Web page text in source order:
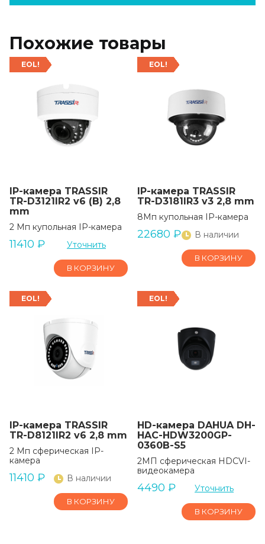
Похожие товары
EOL!
IP-камера TRASSIR
TR-D3121IR2 v6 (B) 2,8
mm
2 Мп купольная IP-камера
11410 ₽ Уточнить
В КОРЗИНУ
EOL!
IP-камера TRASSIR
TR-D3181IR3 v3 2,8 mm
8Мп купольная IP-камера
22680 ₽ В наличии
В КОРЗИНУ
EOL!
IP-камера TRASSIR
TR-D8121IR2 v6 2,8 mm
2 Мп сферическая IP-
камера
11410 ₽ В наличии
В КОРЗИНУ
EOL!
HD-камера DAHUA DH-
HAC-HDW3200GP-
0360B-S5
2МП сферическая HDCVI-
видеокамера
4490 ₽ Уточнить
В КОРЗИНУ